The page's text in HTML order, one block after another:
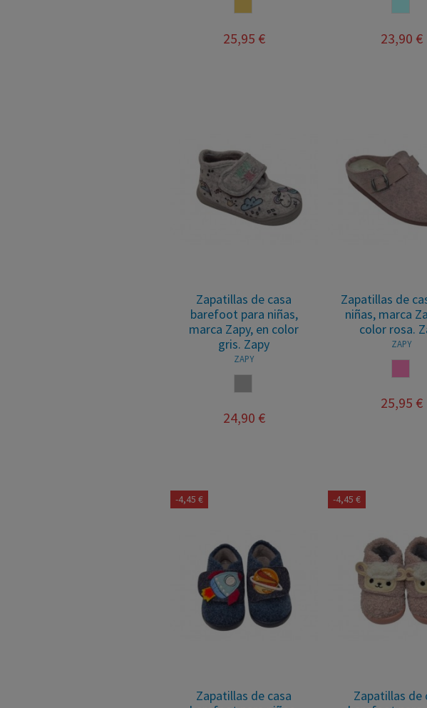
25,95 € 23,90 €
Zapatillas de casa
barefoot para niñas,
marca Zapy, en color
gris. Zapy
ZAPY
24,90 €
Zapatillas de
niñas, marca
color rosa.
ZAPY
25,95 €
-4,45 €
Zapatillas de casa
-4,45 €
Zapatillas de